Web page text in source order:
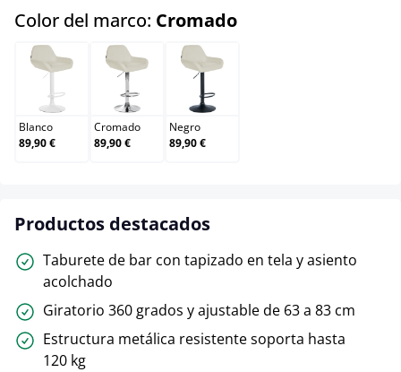
Color del marco: Cromadoselect
Blanco
Blanco
89,90 €
Cromado
Cromado
89,90 €
Negro
Negro
89,90 €
Productos destacados
Taburete de bar con tapizado en tela y asiento
acolchado
Giratorio 360 grados y ajustable de 63 a 83 cm
Estructura metálica resistente soporta hasta
120 kg